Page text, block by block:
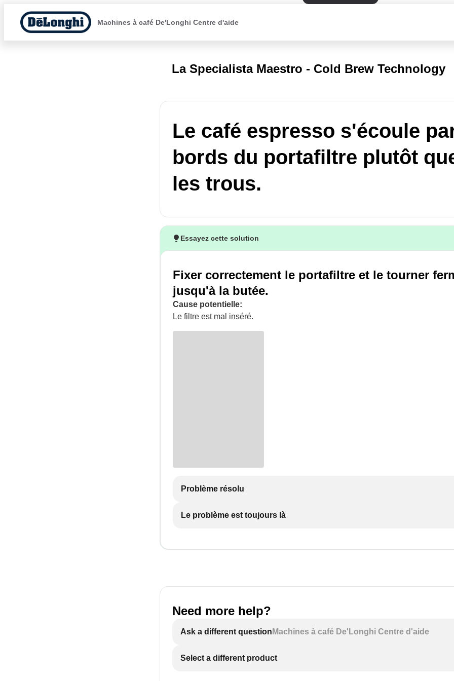
Machines à café De'Longhi Centre d'aide
La Specialista Maestro - Cold Brew Technology
Le café espresso s'écoule
bords du portafiltre plutôt
les trous.
Essayez cette solution
Fixer correctement le portafiltre et le tourner
jusqu'à la butée.
Cause potentielle:
Le filtre est mal inséré.
Problème résolu
Le problème est toujours là
Need more help?
Ask a different question Machines à café De'Longhi Centre d'aide
Select a different product